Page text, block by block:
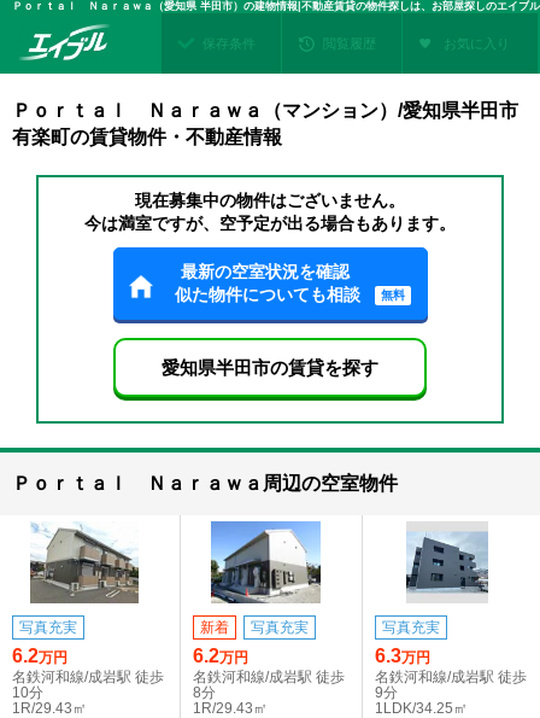
Ｐｏｒｔａｌ Ｎａｒａｗａ（愛知県 半田市）の建物情報|不動産賃貸の物件探しは、お部屋探しのエイブル
保存条件 閲覧履歴 お気に入り
Ｐｏｒｔａｌ Ｎａｒａｗａ（マンション）/愛知県半田市
有楽町の賃貸物件・不動産情報
現在募集中の物件はございません。
今は満室ですが、空予定が出る場合もあります。
最新の空室状況を確認
似た物件についても相談
無料
愛知県半田市の賃貸を探す
Ｐｏｒｔａｌ Ｎａｒａｗａ周辺の空室物件
写真充実
6.2万円
名鉄河和線/成岩駅 徒歩
10分
1R/29.43㎡
新着 写真充実
6.2万円
名鉄河和線/成岩駅 徒歩
8分
1R/29.43㎡
写真充実
6.3万円
名鉄河和線/成岩駅 徒歩
9分
1LDK/34.25㎡